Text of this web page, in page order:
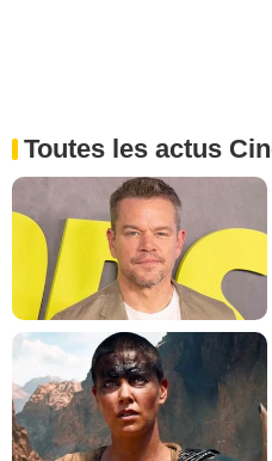
Toutes les actus